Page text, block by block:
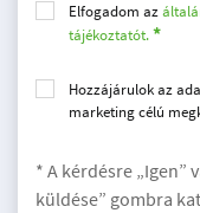
Elfogadom az
tájékoztatót.
Hozzájárulok az
marketing célú
* A kérdésre „Igen”
küldése” gombra